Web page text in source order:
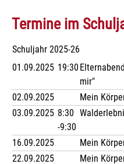
Termine im
Schuljahr 2025-26
01.09.2025 19:30
mir"
02.09.2025
Mein
03.09.2025 8:30
-9:30
16.09.2025 Mein
22.09.2025
Mein